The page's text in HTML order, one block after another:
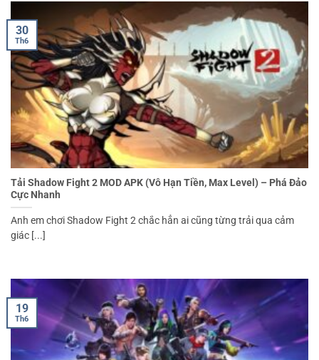
Tải Shadow Fight 2 MOD APK (Vô Hạn Tiền, Max Level) – Phá Đảo
Cực Nhanh
Anh em chơi Shadow Fight 2 chắc hẳn ai cũng từng trải qua cảm
giác [...]
30
Th6
19
Th6